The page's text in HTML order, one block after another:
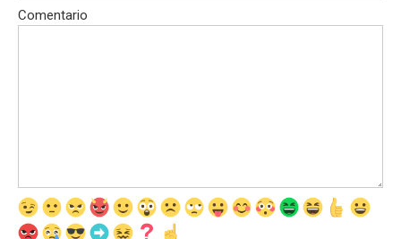
Comentario